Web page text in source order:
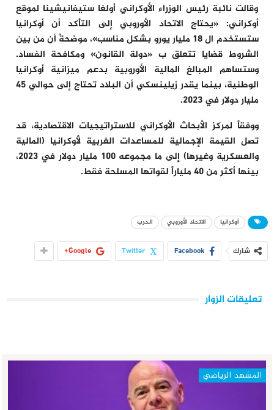
وقالت نائبة رئيس الوزراء الأوكراني أولغا ستيفانيشينا لموقع
أوكراني: «يحتاج الاتحاد الأوروبي إلى التأكد أن أوكرانيا
ستستخدم ال 18 مليار يورو بشكل مناسب»، موضحةً أن من بين
الشروط قضايا تتعلق ب «دولة القانون» ومكافحة الفساد.
وستساهم المبالغ المالية الأوروبية بدعم ميزانية أوكرانيا
الوطنية، بينما يقدر زيلينسكي أن البلاد تحتاج إلى حوالي 45
مليار دولار في 2023.
ووفقاً لمركز الأبحاث الأوكراني للاستراتيجيات الاقتصادية، قد
تصل القيمة الإجمالية للمساعدات الغربية لأوكرانيا (المالية
والعسكرية وغيرها) إلى ما مجموعه 100 مليار دولار في 2023،
بينها أكثر من 40 ملياراً لقواتها المسلحة فقط.
أوكرانيا الاتحاد الأوروبي الحرب
شارك Facebook
Twitter
Google+
تعليقات الزوار
المشهد الرياضي